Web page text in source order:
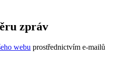
zpráv
webu prostřednictvím e-mailů